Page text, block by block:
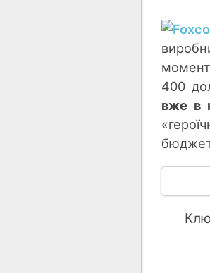
400
вже в